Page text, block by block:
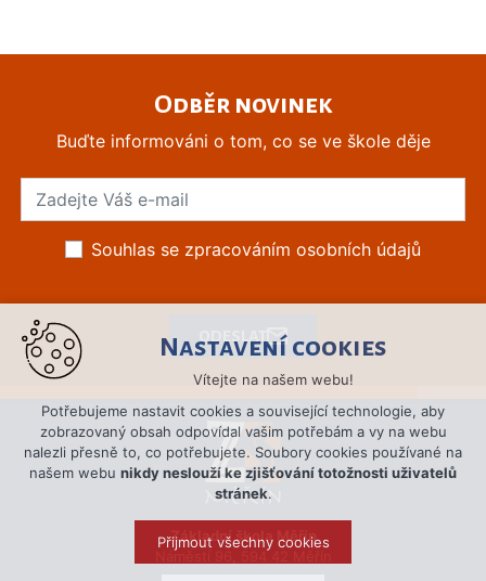
Odběr novinek
Buďte informováni o tom, co se ve škole děje
Souhlas se zpracováním osobních údajů
Základní škola Měřín
Náměstí 96, 594 42 Měřín
Nastavení cookies
Vítejte na našem webu!
Potřebujeme nastavit cookies a související technologie, aby
zobrazovaný obsah odpovídal vašim potřebám a vy na webu
nalezli přesně to, co potřebujete. Soubory cookies používané na
našem webu nikdy neslouží ke zjišťování totožnosti uživatelů
stránek.
Přijmout všechny cookies